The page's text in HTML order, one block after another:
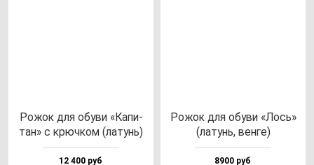
Рожок для обу­ви «Капи­
тан» с крюч­ком (ла­тунь)
12 400 руб
Рожок для обу­ви «Лось»
(ла­тунь, вен­ге)
8900 руб